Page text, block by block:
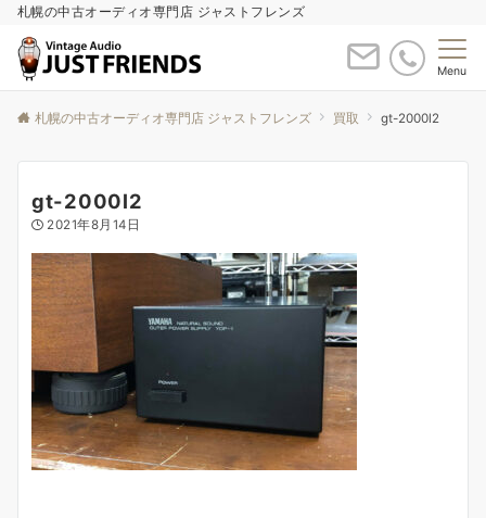
札幌の中古オーディオ専門店 ジャストフレンズ
Menu
札幌の中古オーディオ専門店 ジャストフレンズ 買取 gt-2000l2
gt-2000l2
2021年8月14日